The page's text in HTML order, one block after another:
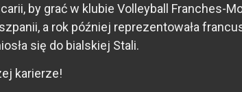
by grać w klubie Volleyball Franches-
a rok później reprezentowała
się do bialskiej Stali.
karierze!